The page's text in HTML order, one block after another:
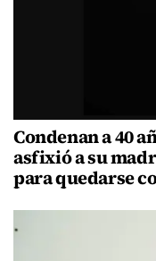
Condenan a 40
asfixió a su
para quedarse